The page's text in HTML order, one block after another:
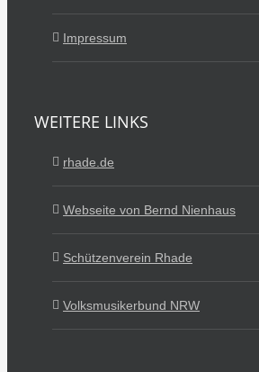
Impressum
WEITERE LINKS
rhade.de
Webseite von Bernd Nienhaus
Schützenverein Rhade
Volksmusikerbund NRW